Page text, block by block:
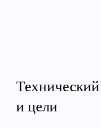
и цели